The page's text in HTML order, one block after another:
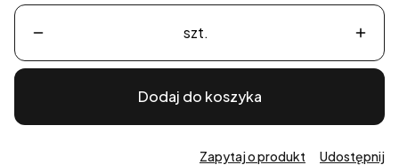
szt.
Dodaj do koszyka
Zapytaj o produkt Udostępnij